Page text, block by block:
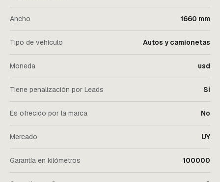
Ancho 1660 mm
Tipo de vehículo Autos y camionetas
Moneda usd
Tiene penalización por Leads Sí
Es ofrecido por la marca No
Mercado UY
Garantía en kilómetros 100000